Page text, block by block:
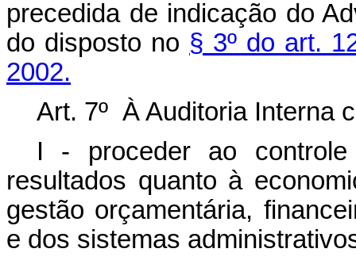
precedida de indicação do
do disposto no § 3º do art.
2002.
Art. 7º À Auditoria Interna
I - proceder ao
resultados quanto à
gestão orçamentária,
e dos sistemas